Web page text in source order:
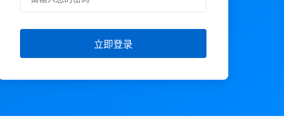
立即登录